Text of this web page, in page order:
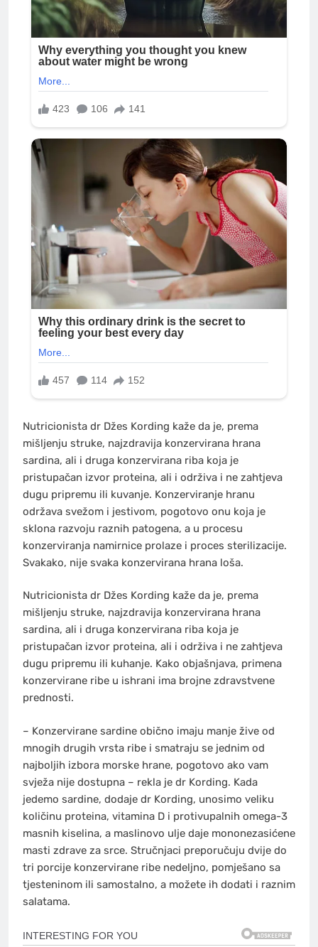
Nutricionista dr Džes Kording kaže da je, prema
mišljenju struke, najzdravija konzervirana hrana
sardina, ali i druga konzervirana riba koja je
pristupačan izvor proteina, ali i održiva i ne zahtjeva
dugu pripremu ili kuvanje. Konzerviranje hranu
održava svežom i jestivom, pogotovo onu koja je
sklona razvoju raznih patogena, a u procesu
konzerviranja namirnice prolaze i proces sterilizacije.
Svakako, nije svaka konzervirana hrana loša.
Nutricionista dr Džes Kording kaže da je, prema
mišljenju struke, najzdravija konzervirana hrana
sardina, ali i druga konzervirana riba koja je
pristupačan izvor proteina, ali i održiva i ne zahtjeva
dugu pripremu ili kuhanje. Kako objašnjava, primena
konzervirane ribe u ishrani ima brojne zdravstvene
prednosti.
– Konzervirane sardine obično imaju manje žive od
mnogih drugih vrsta ribe i smatraju se jednim od
najboljih izbora morske hrane, pogotovo ako vam
svježa nije dostupna – rekla je dr Kording. Kada
jedemo sardine, dodaje dr Kording, unosimo veliku
količinu proteina, vitamina D i protivupalnih omega-3
masnih kiselina, a maslinovo ulje daje mononezasićene
masti zdrave za srce. Stručnjaci preporučuju dvije do
tri porcije konzervirane ribe nedeljno, pomješano sa
tjesteninom ili samostalno, a možete ih dodati i raznim
salatama.